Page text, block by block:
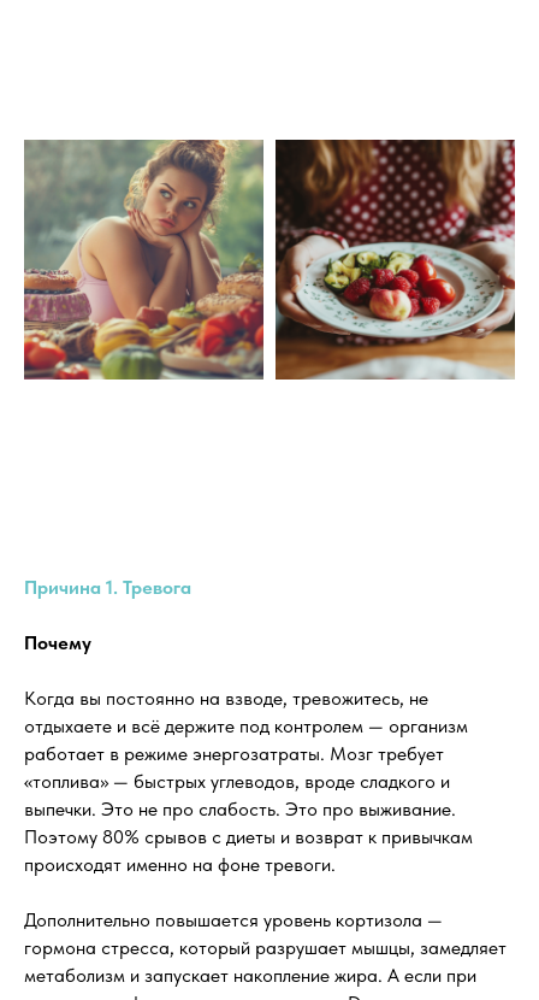
Причина 1. Тревога
Почему
Когда вы постоянно на взводе, тревожитесь, не
отдыхаете и всё держите под контролем — организм
работает в режиме энергозатраты. Мозг требует
«топлива» — быстрых углеводов, вроде сладкого и
выпечки. Это не про слабость. Это про выживание.
Поэтому 80% срывов с диеты и возврат к привычкам
происходят именно на фоне тревоги.
Дополнительно повышается уровень кортизола —
гормона стресса, который разрушает мышцы, замедляет
метаболизм и запускает накопление жира. А если при